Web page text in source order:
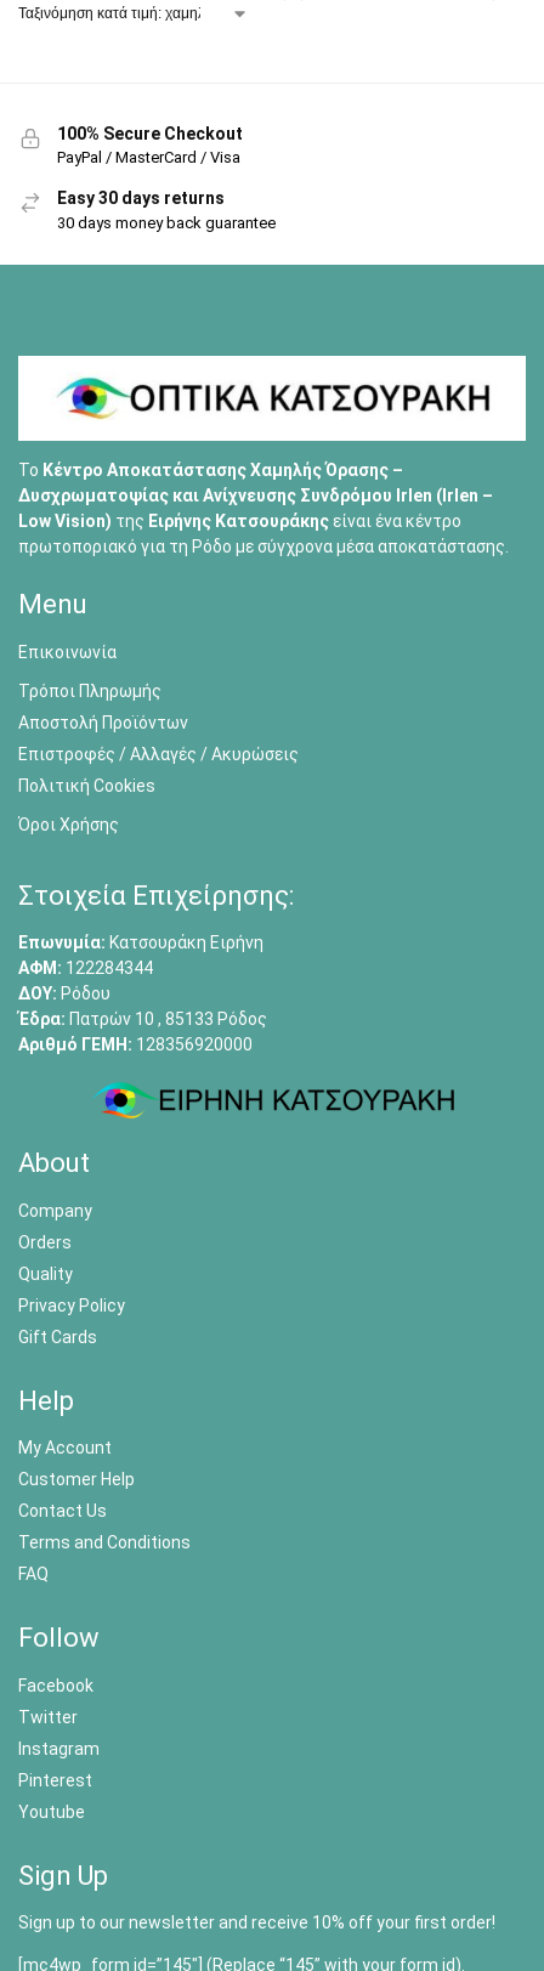
100% Secure Checkout
PayPal / MasterCard / Visa
Easy 30 days returns
30 days money back guarantee
Το Κέντρο Αποκατάστασης Χαμηλής Όρασης –
Δυσχρωματοψίας και Ανίχνευσης Συνδρόμου Irlen (Irlen –
Low Vision) της Ειρήνης Κατσουράκηςείναι ένα κέντρο
πρωτοποριακό για τη Ρόδο με σύγχρονα μέσα αποκατάστασης.
Menu
Επικοινωνία
Τρόποι Πληρωμής
Αποστολή Προϊόντων
Επιστροφές / Αλλαγές / Ακυρώσεις
Πολιτική Cookies
Όροι Χρήσης
Στοιχεία Επιχείρησης:
Επωνυμία: Κατσουράκη Ειρήνη
ΑΦΜ: 122284344
ΔΟΥ: Ρόδου
Έδρα: Πατρών 10 , 85133 Ρόδος
Αριθμό ΓΕΜΗ: 128356920000
About
Company
Orders
Quality
Privacy Policy
Gift Cards
Help
My Account
Customer Help
Contact Us
Terms and Conditions
FAQ
Follow
Facebook
Twitter
Instagram
Pinterest
Youtube
Sign Up
Sign up to our newsletter and receive 10% off your first order!
[mc4wp_form id=”145″] (Replace “145” with your form id).